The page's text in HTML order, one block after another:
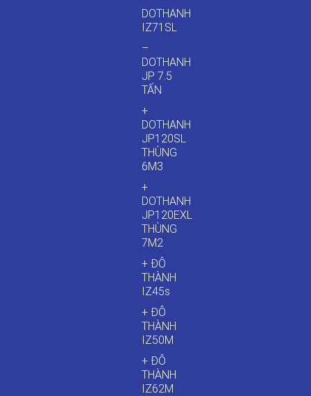
DOTHANH
IZ71SL
–
DOTHANH
JP 7.5
TẤN
+
DOTHANH
JP120SL
THÙNG
6M3
+
DOTHANH
JP120EXL
THÙNG
7M2
+ ĐÔ
THÀNH
IZ45s
+ ĐÔ
THÀNH
IZ50M
+ ĐÔ
THÀNH
IZ62M